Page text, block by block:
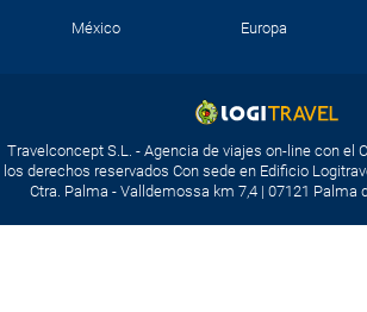
México Europa
Travelconcept S.L. - Agencia de viajes on-line con el
los derechos reservados Con sede en Edificio
Ctra. Palma - Valldemossa km 7,4 | 07121 Palma